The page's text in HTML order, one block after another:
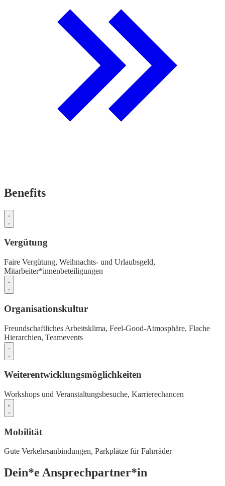
Benefits
Vergütung
Faire Vergütung, Weihnachts- und Urlaubsgeld,
Mitarbeiter*innenbeteiligungen
Organisationskultur
Freundschaftliches Arbeitsklima, Feel-Good-Atmosphäre, Flache
Hierarchien, Teamevents
Weiterentwicklungsmöglichkeiten
Workshops und Veranstaltungsbesuche, Karrierechancen
Mobilität
Gute Verkehrsanbindungen, Parkplätze für Fahrräder
Dein*e Ansprechpartner*in